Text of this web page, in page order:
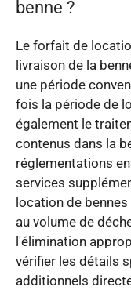
benne ?
Le forfait de
livraison de la
une période
fois la période de
également le
contenus dans la
réglementations
services
location de
au volume de
l'élimination
vérifier les détails
additionnels